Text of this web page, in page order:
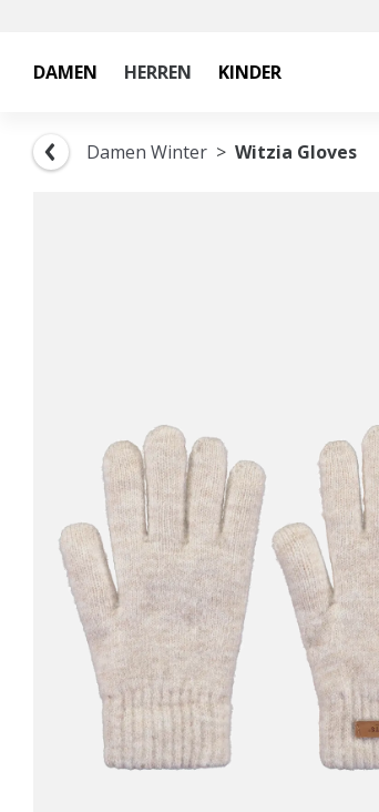
DAMEN HERREN KINDER
Damen Winter Witzia Gloves